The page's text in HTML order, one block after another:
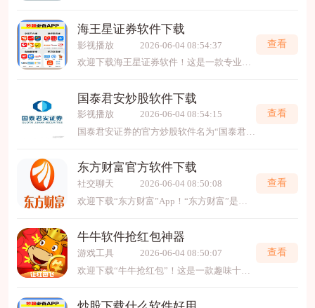
海王星证券软件下载
影视播放
2026-06-04 08:54:37
查看
国泰君安炒股软件下载
影视播放
2026-06-04 08:54:15
国泰君安证券的官方炒股软件名为“国泰君安君弘”，是一款专为投资者打造的综合性证券交易平台。该软件提供股票、基金、债券等金融产品的实时行情、交易下单、资讯研报及智能
查看
东方财富官方软件下载
社交聊天
2026-06-04 08:50:08
查看
牛牛软件抢红包神器
游戏工具
2026-06-04 08:50:07
欢迎下载“牛牛抢红包”！这是一款趣味十足的红包抢夺游戏，操作简单，规则轻松易懂。在游戏中，玩家可以通过抢红包获得丰厚奖励，体验无限乐趣。无论是休闲娱乐还是好友互动，都非常适
查看